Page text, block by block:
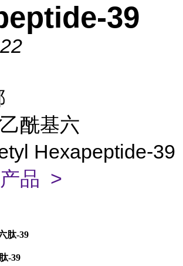
39
乙酰基六
Hexapeptide-39
品 >
肽-39
-39